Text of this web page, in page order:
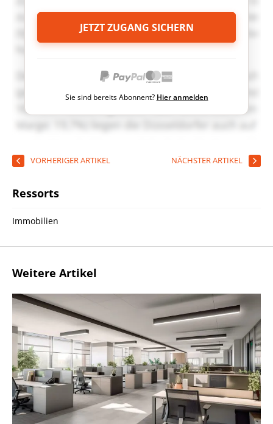
JETZT ZUGANG SICHERN
Sie sind bereits Abonnent? Hier anmelden
VORHERIGER ARTIKEL NÄCHSTER ARTIKEL
Ressorts
Immobilien
Weitere Artikel